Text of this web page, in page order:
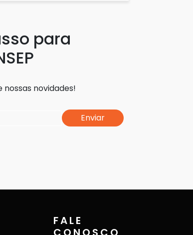
para
novidades!
Enviar
FALE